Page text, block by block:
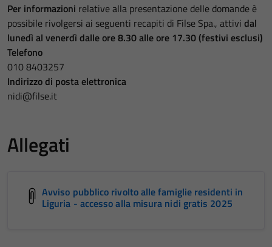
Per informazioni relative alla presentazione delle domande è
possibile rivolgersi ai seguenti recapiti di Filse Spa., attivi dal
lunedì al venerdì dalle ore 8.30 alle ore 17.30 (festivi esclusi)
Telefono
010 8403257
Indirizzo di posta elettronica
nidi@filse.it
Allegati
Avviso pubblico rivolto alle famiglie residenti in
Liguria - accesso alla misura nidi gratis 2025